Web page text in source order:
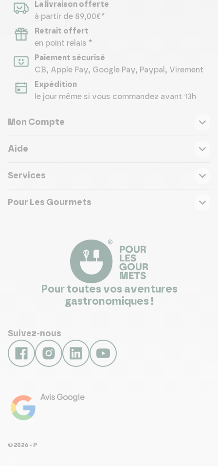
La livraison offerte
à partir de 89,00€*
Retrait offert
en point relais *
Paiement sécurisé
CB, Apple Pay, Google Pay, Paypal, Virement
Expédition
le jour même si vous commandez avant 13h
Mon Compte
Aide
Services
Pour Les Gourmets
Pour toutes vos aventures
gastronomiques !
Suivez-nous
Avis Google
© 2026 - Pour Les Gourmets